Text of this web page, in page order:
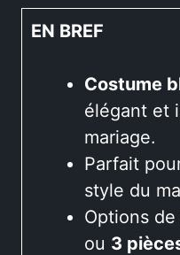
EN BREF
Costume
élégant et
mariage.
Parfait
style du
Options de
ou 3